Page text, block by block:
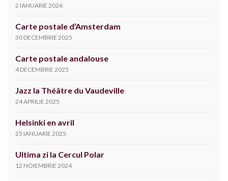
2 IANUARIE 2026
Carte postale d’Amsterdam
30 DECEMBRIE 2025
Carte postale andalouse
4 DECEMBRIE 2025
Jazz la Théâtre du Vaudeville
24 APRILIE 2025
Helsinki en avril
25 IANUARIE 2025
Ultima zi la Cercul Polar
12 NOIEMBRIE 2024